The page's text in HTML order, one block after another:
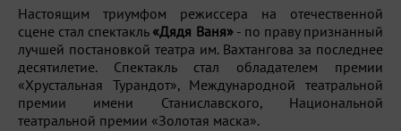
Настоящим триумфом режиссера на отечественной
сцене стал спектакль «Дядя Ваня»- по праву признанный
лучшей постановкой театра им. Вахтангова за последнее
десятилетие. Спектакль стал обладателем премии
«Хрустальная Турандот», Международной театральной
премии имени Станиславского, Национальной
театральной премии «Золотая маска».